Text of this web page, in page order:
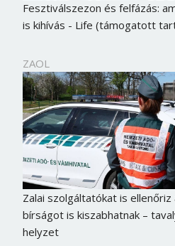
Fesztiválszezon és felfázás:
is kihívás - Life (támogatott
ZAOL
Zalai szolgáltatókat is ellenőriz
bírságot is kiszabhatnak –
helyzet